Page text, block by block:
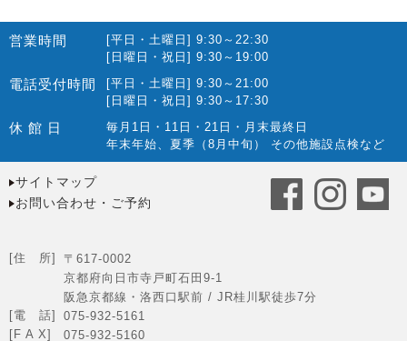
営業時間
[平日・土曜日] 9:30～22:30
[日曜日・祝日] 9:30～19:00
電話受付時間
[平日・土曜日] 9:30～21:00
[日曜日・祝日] 9:30～17:30
休 館 日
毎月1日・11日・21日・月末最終日
年末年始、夏季（8月中旬） その他施設点検など
サイトマップ
お問い合わせ・ご予約
[住 所]
〒617-0002
京都府向日市寺戸町石田9-1
阪急京都線・洛西口駅前 / JR桂川駅徒歩7分
[電 話]
075-932-5161
[F A X]
075-932-5160